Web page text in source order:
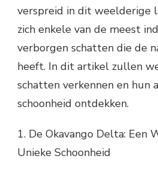
verspreid in dit weelderige
zich enkele van de meest
verborgen schatten die de
heeft. In dit artikel zullen
schatten verkennen en hun
schoonheid ontdekken.
1. De Okavango Delta: Een
Unieke Schoonheid